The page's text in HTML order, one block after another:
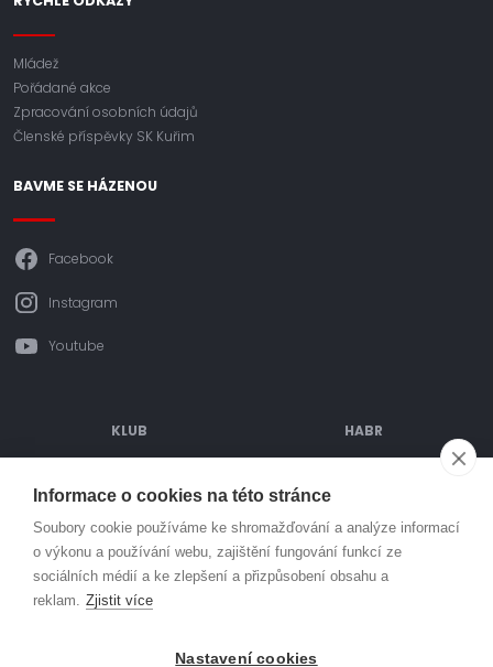
Mládež
Pořádané akce
Zpracování osobních údajů
Členské příspěvky SK Kuřim
BAVME SE HÁZENOU
Facebook
Instagram
Youtube
KLUB
SPORTOVIŠTĚ
MLÁDEŽ
HABR
PARTNEŘI
© Házená Kuřim 2026. Všechna práva vyhrazena
Informace o cookies na této stránce
Soubory cookie používáme ke shromažďování a analýze informací
o výkonu a používání webu, zajištění fungování funkcí ze
sociálních médií a ke zlepšení a přizpůsobení obsahu a
reklam. Zjistit více
Nastavení cookies